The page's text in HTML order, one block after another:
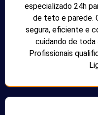
especializado 24h
de teto e parede.
segura, eficiente e
cuidando de
Profissionais